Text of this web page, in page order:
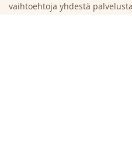
vaihtoehtoja yhdestä